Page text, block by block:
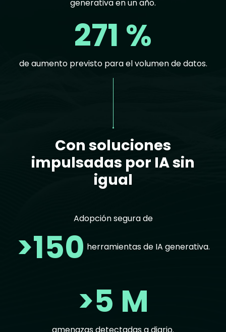
generativa en un año.
271 %
de aumento previsto para el volumen de datos.
Con soluciones
impulsadas por IA sin
igual
Adopción segura de
>150 herramientas de IA generativa.
>5 M
amenazas detectadas a diario.